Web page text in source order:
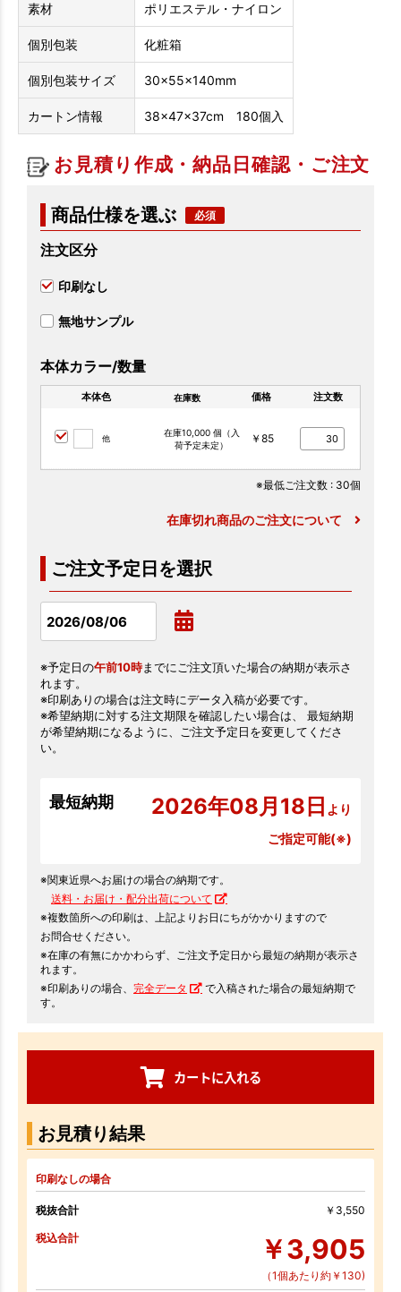
素材 ポリエステル・ナイロン
個別包装 化粧箱
個別包装サイズ 30×55×140mm
カートン情報 38×47×37cm 180個入
お見積り作成・納品日確認・ご注文
商品仕様を選ぶ
注文区分
印刷なし
無地サンプル
本体カラー/数量
本体色 在庫数 価格 注文数
他
在庫10,000 個（入
荷予定未定）
￥85
※最低ご注文数 : 30個
在庫切れ商品のご注文について
ご注文予定日を選択
※予定日の午前10時までにご注文頂いた場合の納期が表示さ
れます。
※印刷ありの場合は注文時にデータ入稿が必要です。
※希望納期に対する注文期限を確認したい場合は、 最短納期
が希望納期になるように、ご注文予定日を変更してくださ
い。
最短納期 2026年08月18日 より
ご指定可能(※)
※関東近県へお届けの場合の納期です。
送料・お届け・配分出荷について
※複数箇所への印刷は、上記よりお日にちがかかりますので
お問合せください。
※在庫の有無にかかわらず、ご注文予定日から最短の納期が表示さ
れます。
※印刷ありの場合、 完全データ
で入稿された場合の最短納期で
す。
カートに入れる
お見積り結果
印刷なしの場合
税抜合計 ￥3,550
税込合計 ￥3,905
（1個あたり約￥130)